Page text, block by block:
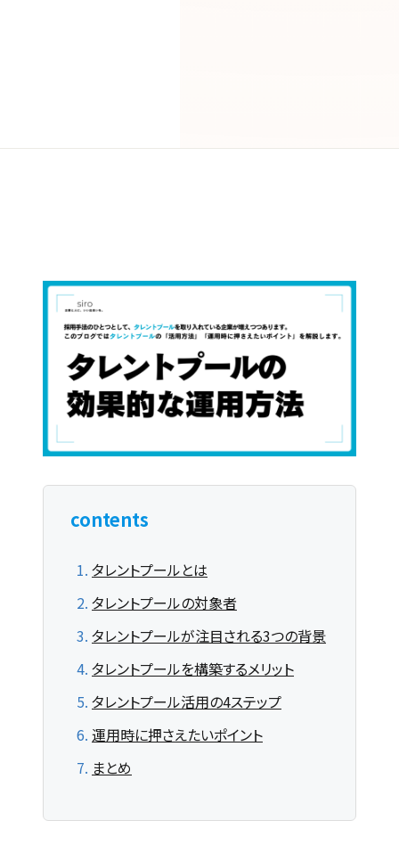
contents
タレントプールとは
タレントプールの対象者
タレントプールが注目される3つの背景
タレントプールを構築するメリット
タレントプール活用の4ステップ
運用時に押さえたいポイント
まとめ